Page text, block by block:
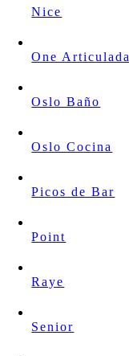
Nice
One Articulada
Oslo Baño
Oslo Cocina
Picos de Bar
Point
Raye
Senior